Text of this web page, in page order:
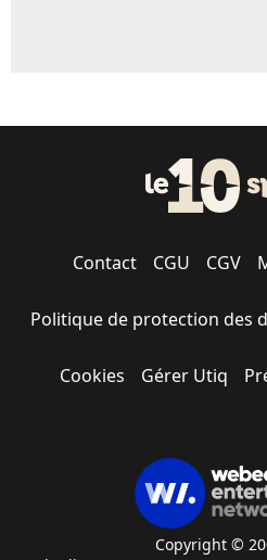
Contact CGU CGV
Politique de protection des
Cookies Gérer Utiq
Copyright ©